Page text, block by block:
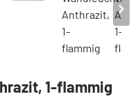
1-flammig